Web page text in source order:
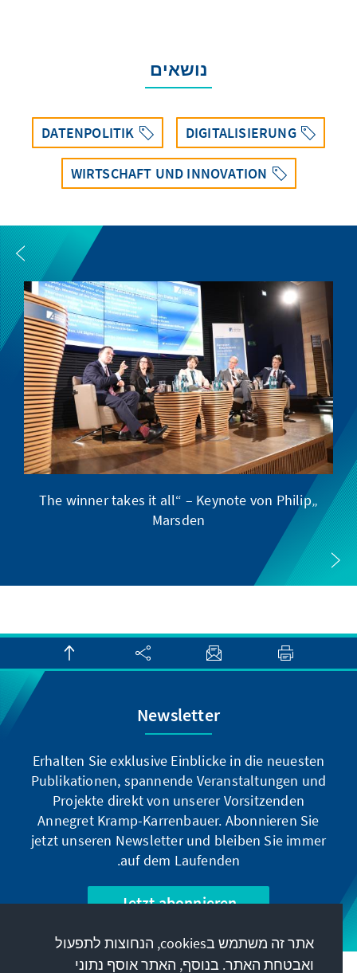
נושאים
DIGITALISIERUNG
DATENPOLITIK
WIRTSCHAFT UND INNOVATION
„The winner takes it all“ – Keynote von Philip
Marsden
Newsletter
Erhalten Sie exklusive Einblicke in die neuesten
Publikationen, spannende Veranstaltungen und
Projekte direkt von unserer Vorsitzenden
Annegret Kramp-Karrenbauer. Abonnieren Sie
jetzt unseren Newsletter und bleiben Sie immer
auf dem Laufenden.
Jetzt abonnieren
אתר זה משתמש בcookies, הנחוצות לתפעול
ואבטחת האתר. בנוסף, האתר אוסף נתוני